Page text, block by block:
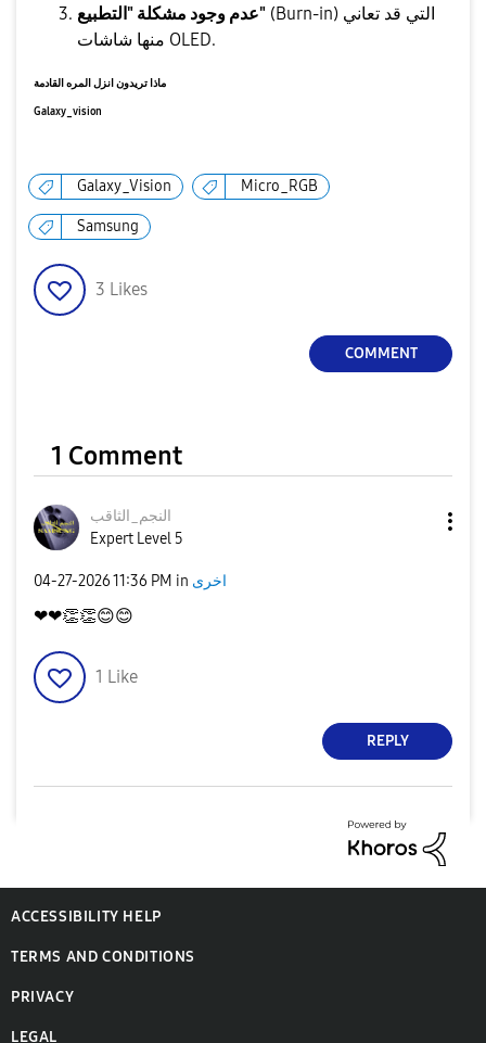
عدم وجود مشكلة "التطبيع" (Burn-in) التي قد تعاني
منها شاشات OLED.
ماذا تريدون انزل المره القادمة
Galaxy_vision
Galaxy_Vision Micro_RGB
Samsung
3 Likes
COMMENT
1 Comment
النجم_الثاقب
Expert Level 5
‎04-27-202611:36 PM in اخرى
❤❤👏👏😊😊
1 Like
REPLY
ACCESSIBILITY HELP
TERMS AND CONDITIONS
PRIVACY
LEGAL